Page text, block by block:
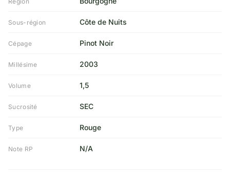
Sous-région Côte de Nuits
Cépage Pinot Noir
Millésime 2003
Volume 1,5
Sucrosité SEC
Type Rouge
Note RP N/A